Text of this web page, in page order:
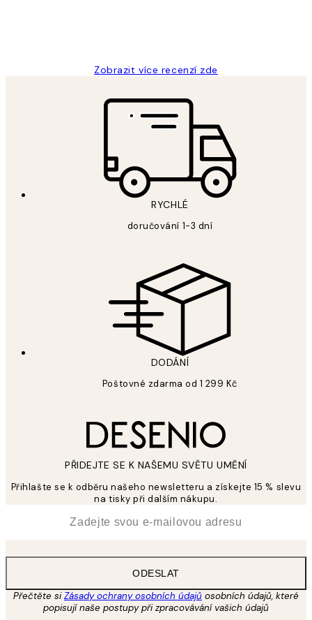
Zobrazit více recenzí zde
RYCHLÉ
doručování 1-3 dní
DODÁNÍ
Poštovné zdarma od 1 299 Kč
PŘIDEJTE SE K NAŠEMU SVĚTU UMĚNÍ
Přihlašte se k odběru našeho newsletteru a získejte 15 % slevu
na tisky při dalším nákupu.
ODESLAT
Přečtěte siZásady ochrany osobních údajů osobních údajů, které
popisují naše postupy při zpracovávání vašich údajů